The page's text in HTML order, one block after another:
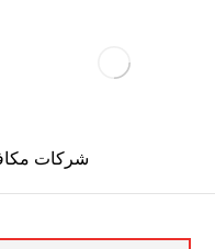
شركات